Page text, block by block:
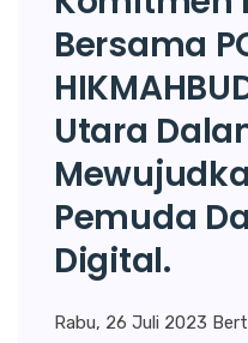
Bersama
Utara
Pemuda
Digital.
Rabu, 26 Juli 2023